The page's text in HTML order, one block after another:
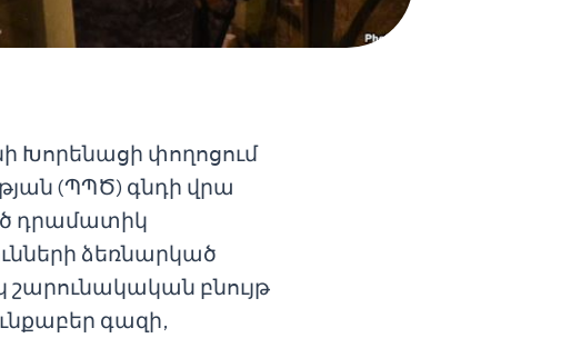
Խորենացի փողոցում
(ՊՊԾ) գնդի վրա
դրամատիկ
ձեռնարկած
շարունակական բնույթ
գազի,